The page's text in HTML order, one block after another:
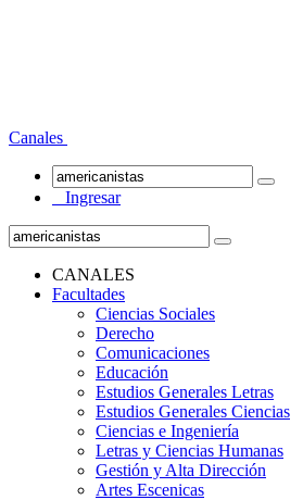
Canales
Ingresar
CANALES
Facultades
Ciencias Sociales
Derecho
Comunicaciones
Educación
Estudios Generales Letras
Estudios Generales Ciencias
Ciencias e Ingeniería
Letras y Ciencias Humanas
Gestión y Alta Dirección
Artes Escenicas